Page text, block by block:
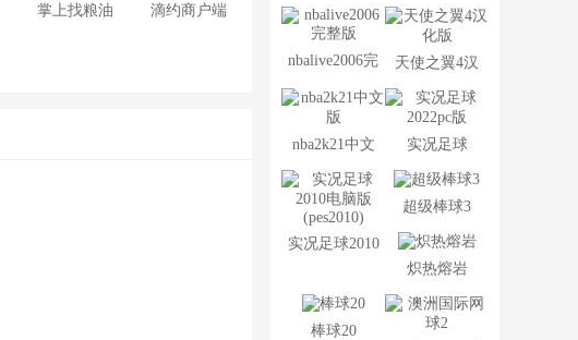
掌上找粮油
滴约商户端
nbalive2006完
整版
天使之翼4汉
化版
nba2k21中文
版
实况足球
2022pc版
实况足球2010
(pes2010)
超级棒球3
炽热熔岩
棒球20